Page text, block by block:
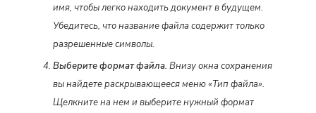
имя, чтобы легко находить документ в будущем.
Убедитесь, что название файла содержит только
разрешенные символы.
Выберите формат файла. Внизу окна сохранения
вы найдете раскрывающееся меню «Тип файла».
Щелкните на нем и выберите нужный формат